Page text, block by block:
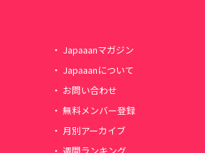
Japaaanマガジン
Japaaanについて
お問い合わせ
無料メンバー登録
月別アーカイブ